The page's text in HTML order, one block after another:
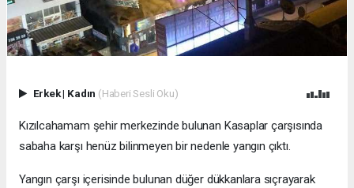
Erkek| Kadın (Haberi Sesli Oku)
Kızılcahamam şehir merkezinde bulunan Kasaplar çarşısında
sabaha karşı henüz bilinmeyen bir nedenle yangın çıktı.
Yangın çarşı içerisinde bulunan düğer dükkanlara sıçrayarak